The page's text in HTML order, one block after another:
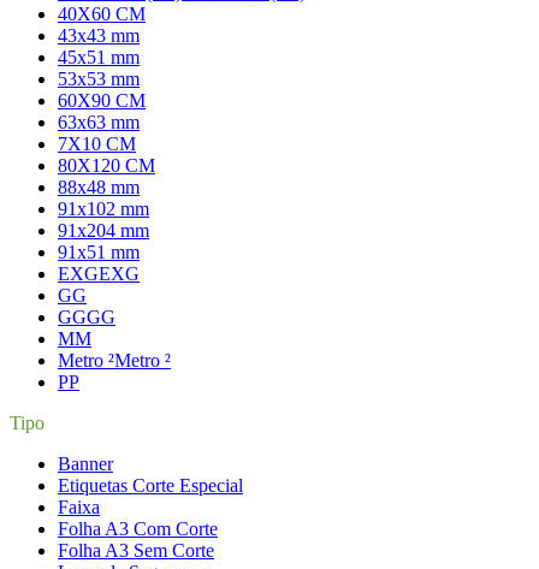
40X60 CM
43x43 mm
45x51 mm
53x53 mm
60X90 CM
63x63 mm
7X10 CM
80X120 CM
88x48 mm
91x102 mm
91x204 mm
91x51 mm
EXGEXG
GG
GGGG
MM
Metro ²Metro ²
PP
Tipo
Banner
Etiquetas Corte Especial
Faixa
Folha A3 Com Corte
Folha A3 Sem Corte